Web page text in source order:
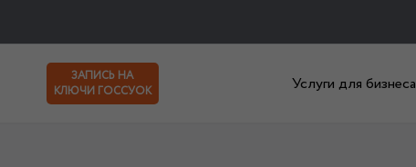
ЗАПИСЬ НА
КЛЮЧИ ГОССУОК
Услуги для бизнеса